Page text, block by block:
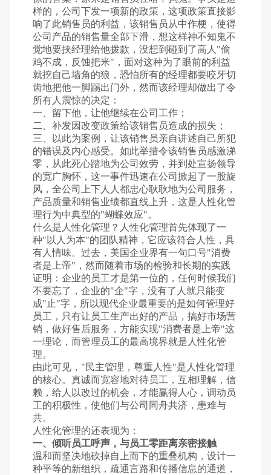
样的，公司下发一项新的政策，这项政策直接影
响了此销售员的利益，该销售员从中作梗，使得
公司产品的销售量全部下滑，想这样神不知鬼不
觉地要挟经理给他拨款，没想到碰到了高人"偷
鸡不成，反蚀把米"，面对这种为了眼前的利益
就挖自己墙角的狼，恐怕所有的经理都要咬牙切
齿地把他一脚踢出门外，然而该经理却做出了令
所有人震惊的决定：
一、留下他，让他继续在公司工作；
二、补发因改变政策给该销售员造成的损失；
三、以此为案例，让该销售员亲自讲述自己所犯
的错误及内心感受。如此举措令该销售员感激涕
零，从此死心踏地为公司效劳，并到处宣扬领导
的宽广胸怀，这一事件迅速在公司掀起了一股旋
风，全公司上下人人都忠心耿耿地为公司服务，
产品质量和销售业绩都直线上升，这是人性化管
理行为中典型的"蝴蝶效应"。
什么是人性化管理？人性化管理首先体现了一
种"以人为本"的团队精神，它应该符合人性，具
有人情味。过去，美国企业界有一句口号"消费
者是上帝"，然而随着市场的检验和长期的实践
证明：企业的员工才是第一位的，任何时候我们
不要忘了，企业的"企"字，没有了人就只能变
成"止"字，所以现代企业最重要的是如何管理好
员工，只有让员工生产出好的产品，搞好市场营
销，做好售后服务，方能实现"消费者是上帝"这
一理论，而管理员工的最高境界就是人性化管
理。
由此可见，"民主管理，尊重人性"是人性化管理
的核心。真诚而宽容地对待员工，互相理解，信
赖，给人以改过的机会，才能赢得人心，调动员
工的积极性，使他们与公司同舟共济，患难与
共。
人性化管理的还表现为：
一、倾听员工呼声，与员工零距离亲密接触
温和而坚决地砍掉自上而下的重叠机构，设计一
种平等的新组织，疏通言路和传播信息的通道，